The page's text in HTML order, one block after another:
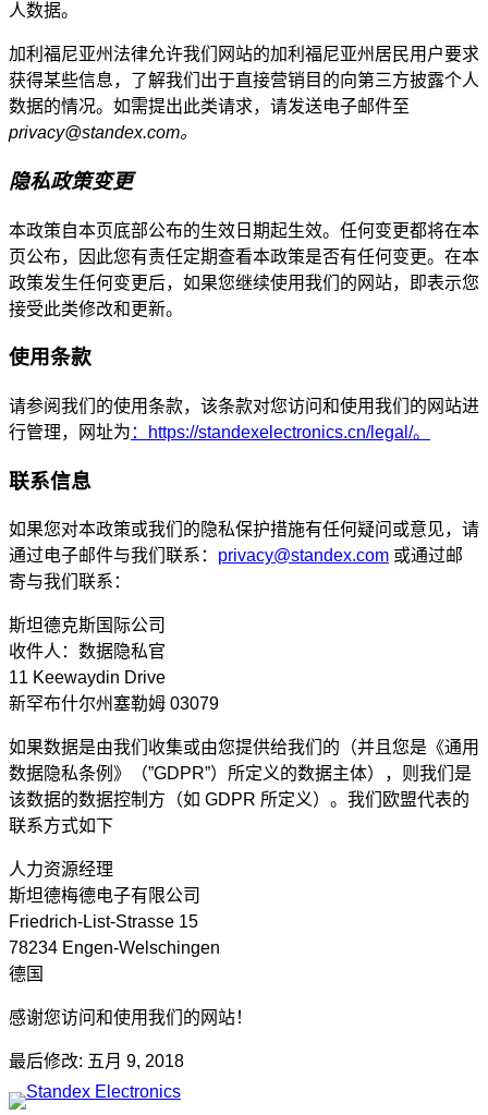
人数据。
加利福尼亚州法律允许我们网站的加利福尼亚州居民用户要求
获得某些信息，了解我们出于直接营销目的向第三方披露个人
数据的情况。如需提出此类请求，请发送电子邮件至
privacy@standex.com。
隐私政策变更
本政策自本页底部公布的生效日期起生效。任何变更都将在本
页公布，因此您有责任定期查看本政策是否有任何变更。在本
政策发生任何变更后，如果您继续使用我们的网站，即表示您
接受此类修改和更新。
使用条款
请参阅我们的使用条款，该条款对您访问和使用我们的网站进
行管理，网址为 ：https://standexelectronics.cn/legal/。
联系信息
如果您对本政策或我们的隐私保护措施有任何疑问或意见，请
通过电子邮件与我们联系： privacy@standex.com 或通过邮
寄与我们联系：
斯坦德克斯国际公司
收件人：数据隐私官
11 Keewaydin Drive
新罕布什尔州塞勒姆 03079
如果数据是由我们收集或由您提供给我们的（并且您是《通用
数据隐私条例》（”GDPR”）所定义的数据主体），则我们是
该数据的数据控制方（如 GDPR 所定义）。我们欧盟代表的
联系方式如下
人力资源经理
斯坦德梅德电子有限公司
Friedrich-List-Strasse 15
78234 Engen-Welschingen
德国
感谢您访问和使用我们的网站！
最后修改: 五月 9, 2018